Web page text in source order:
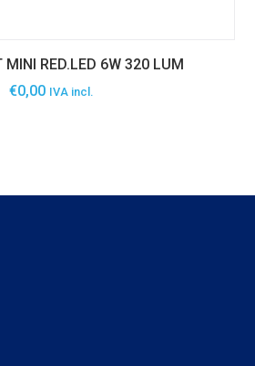
MINI RED.LED 6W 320 LUM
€0,00 IVA incl.